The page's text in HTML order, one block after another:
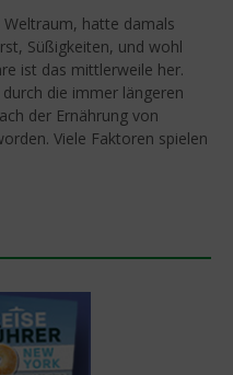
Weltraum, hatte damals
Süßigkeiten, und wohl
ist das mittlerweile her.
die immer längeren
der Ernährung von
Viele Faktoren spielen